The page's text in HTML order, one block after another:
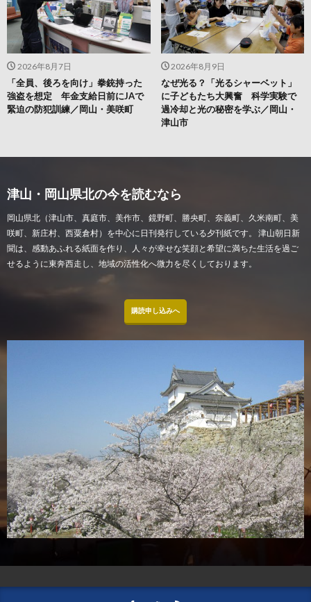
2026年8月9日
なぜ光る？「光るシャーベット」
に子どもたち大興奮 科学実験で
過冷却と光の秘密を学ぶ／岡山・
津山市
2026年8月7日
「全員、後ろを向け」拳銃持った
強盗を想定 年金支給日前にJAで
緊迫の防犯訓練／岡山・美咲町
津山・岡山県北の今を読むなら
岡山県北（津山市、真庭市、美作市、鏡野町、勝央町、奈義町、久米南町、美
咲町、新庄村、西粟倉村）を中心に日刊発行している夕刊紙です。 津山朝日新
聞は、感動あふれる紙面を作り、人々が幸せな笑顔と希望に満ちた生活を過ご
せるように東奔西走し、地域の活性化へ微力を尽くしております。
購読申し込みへ